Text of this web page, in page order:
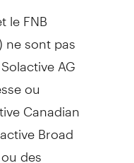
le FNB
ne sont pas
AG
ou
Canadian
Broad
des